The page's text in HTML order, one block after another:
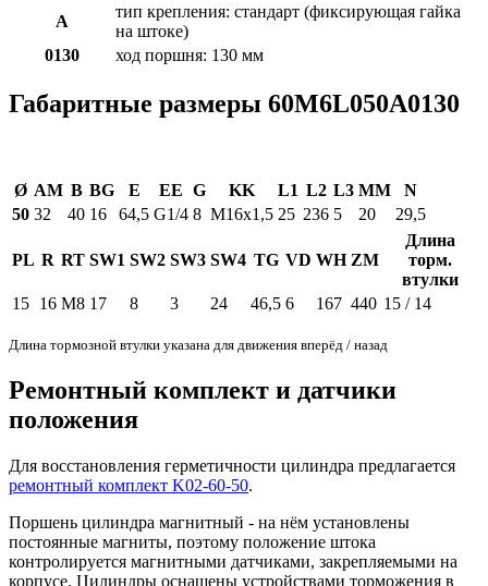
A
тип крепления: стандарт (фиксирующая гайка
на штоке)
0130
ход поршня: 130 мм
Габаритные размеры 60M6L050A0130
Ø AM B BG E EE G KK L1 L2 L3 MM
N
50 32 40 16 64,5 G1/4 8 M16x1,5 25 236 5 20 29,5
PL R RT SW1 SW2 SW3 SW4 TG VD WH ZM
Длина
торм.
втулки
15 16 M8 17 8 3 24 46,5 6 167 440 15 / 14
Длина тормозной втулки указана для движения вперёд / назад
Ремонтный комплект и датчики
положения
Для восстановления герметичности цилиндра предлагается
ремонтный комплект K02-60-50.
Поршень цилиндра магнитный - на нём установлены
постоянные магниты, поэтому положение штока
контролируется магнитными датчиками, закрепляемыми на
корпусе. Цилиндры оснащены устройствами торможения в